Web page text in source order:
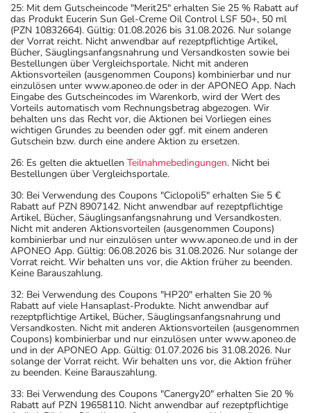
25: Mit dem Gutscheincode "Merit25" erhalten Sie 25 % Rabatt auf
das Produkt Eucerin Sun Gel-Creme Oil Control LSF 50+, 50 ml
(PZN 10832664). Gültig: 01.08.2026 bis 31.08.2026. Nur solange
der Vorrat reicht. Nicht anwendbar auf rezeptpflichtige Artikel,
Bücher, Säuglingsanfangsnahrung und Versandkosten sowie bei
Bestellungen über Vergleichsportale. Nicht mit anderen
Aktionsvorteilen (ausgenommen Coupons) kombinierbar und nur
einzulösen unter www.aponeo.de oder in der APONEO App. Nach
Eingabe des Gutscheincodes im Warenkorb, wird der Wert des
Vorteils automatisch vom Rechnungsbetrag abgezogen. Wir
behalten uns das Recht vor, die Aktionen bei Vorliegen eines
wichtigen Grundes zu beenden oder ggf. mit einem anderen
Gutschein bzw. durch eine andere Aktion zu ersetzen.
26: Es gelten die aktuellen Teilnahmebedingungen. Nicht bei
Bestellungen über Vergleichsportale.
30: Bei Verwendung des Coupons "Ciclopoli5" erhalten Sie 5 €
Rabatt auf PZN 8907142. Nicht anwendbar auf rezeptpflichtige
Artikel, Bücher, Säuglingsanfangsnahrung und Versandkosten.
Nicht mit anderen Aktionsvorteilen (ausgenommen Coupons)
kombinierbar und nur einzulösen unter www.aponeo.de und in der
APONEO App. Gültig: 06.08.2026 bis 31.08.2026. Nur solange der
Vorrat reicht. Wir behalten uns vor, die Aktion früher zu beenden.
Keine Barauszahlung.
32: Bei Verwendung des Coupons "HP20" erhalten Sie 20 %
Rabatt auf viele Hansaplast-Produkte. Nicht anwendbar auf
rezeptpflichtige Artikel, Bücher, Säuglingsanfangsnahrung und
Versandkosten. Nicht mit anderen Aktionsvorteilen (ausgenommen
Coupons) kombinierbar und nur einzulösen unter www.aponeo.de
und in der APONEO App. Gültig: 01.07.2026 bis 31.08.2026. Nur
solange der Vorrat reicht. Wir behalten uns vor, die Aktion früher
zu beenden. Keine Barauszahlung.
33: Bei Verwendung des Coupons "Canergy20" erhalten Sie 20 %
Rabatt auf PZN 19658110. Nicht anwendbar auf rezeptpflichtige